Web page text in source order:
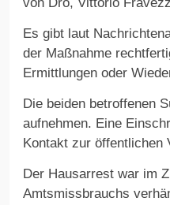
Es gibt laut
der Maßnahme
Ermittlungen oder
Die beiden betroffenen
aufnehmen. Eine
Kontakt zur öffentlichen
Der Hausarrest war im
Amtsmissbrauchs